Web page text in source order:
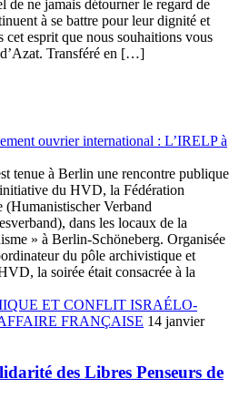
de ne jamais détourner le regard de
à se battre pour leur dignité et
cet esprit que nous souhaitions vous
Transféré en […]
ouvrier international : L’IRELP à
tenue à Berlin une rencontre publique
du HVD, la Fédération
Verband
dans les locaux de la
» à Berlin-Schöneberg. Organisée
du pôle archivistique et
la soirée était consacrée à la
ET CONFLIT ISRAÉLO-
FRANÇAISE 14 janvier
des Libres Penseurs de